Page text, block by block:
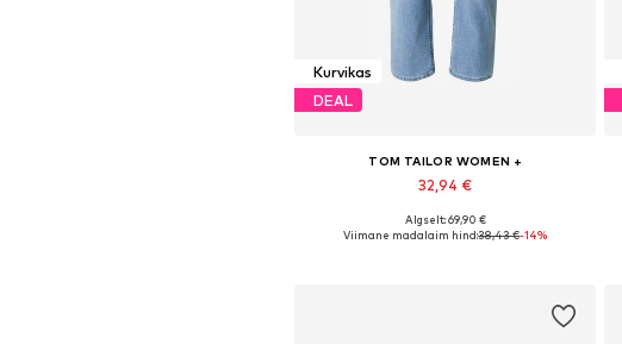
Kurvikas
DEAL
TOM TAILOR WOMEN +
32,94 €
Algselt: 69,90 €
Viimane madalaim hind:38,43 €-14%